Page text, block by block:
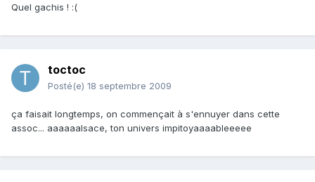
Quel gachis ! :(
toctoc
Posté(e) 18 septembre 2009
ça faisait longtemps, on commençait à s'ennuyer dans cette
assoc... aaaaaalsace, ton univers impitoyaaaableeeee